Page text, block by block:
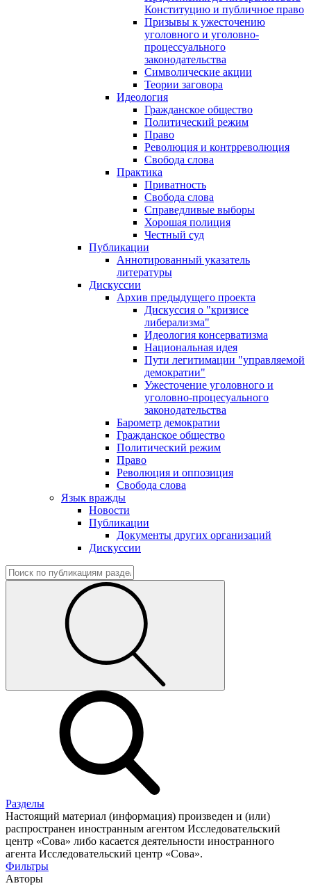
Конституцию и публичное право
Призывы к ужесточению
уголовного и уголовно-
процессуального
законодательства
Символические акции
Теории заговора
Идеология
Гражданское общество
Политический режим
Право
Революция и контрреволюция
Свобода слова
Практика
Приватность
Свобода слова
Справедливые выборы
Хорошая полиция
Честный суд
Публикации
Аннотированный указатель
литературы
Дискуссии
Архив предыдущего проекта
Дискуссия о "кризисе
либерализма"
Идеология консерватизма
Национальная идея
Пути легитимации "управляемой
демократии"
Ужесточение уголовного и
уголовно-процесуального
законодательства
Барометр демократии
Гражданское общество
Политический режим
Право
Революция и оппозиция
Свобода слова
Язык вражды
Новости
Публикации
Документы других организаций
Дискуссии
Разделы
Настоящий материал (информация) произведен и (или)
распространен иностранным агентом Исследовательский
центр «Сова» либо касается деятельности иностранного
агента Исследовательский центр «Сова».
Фильтры
Авторы